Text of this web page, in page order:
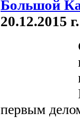
Большой
20.12.2015 г.
первым